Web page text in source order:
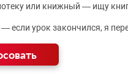
или книжный — ищу
если урок закончился, я